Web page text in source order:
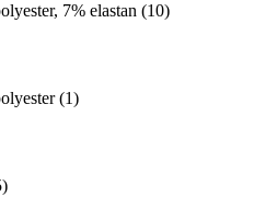
7% elastan (10)
(1)